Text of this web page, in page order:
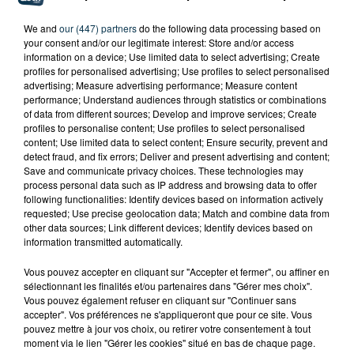
TITRES DIFFUSÉS
We and our (447) partnersdo the following data processing based on
your consent and/or our legitimate interest: Store and/or access
information on a device; Use limited data to select advertising; Create
profiles for personalised advertising; Use profiles to select personalised
advertising; Measure advertising performance; Measure content
performance; Understand audiences through statistics or combinations
of data from different sources; Develop and improve services; Create
profiles to personalise content; Use profiles to select personalised
content; Use limited data to select content; Ensure security, prevent and
detect fraud, and fix errors; Deliver and present advertising and content;
Save and communicate privacy choices. These technologies may
process personal data such as IP address and browsing data to offer
following functionalities: Identify devices based on information actively
requested; Use precise geolocation data; Match and combine data from
other data sources; Link different devices; Identify devices based on
information transmitted automatically.
Vous pouvez accepter en cliquant sur "Accepter et fermer", ou affiner en
sélectionnant les finalités et/ou partenaires dans "Gérer mes choix".
Vous pouvez également refuser en cliquant sur "Continuer sans
accepter". Vos préférences ne s'appliqueront que pour ce site. Vous
pouvez mettre à jour vos choix, ou retirer votre consentement à tout
moment via le lien "Gérer les cookies" situé en bas de chaque page.